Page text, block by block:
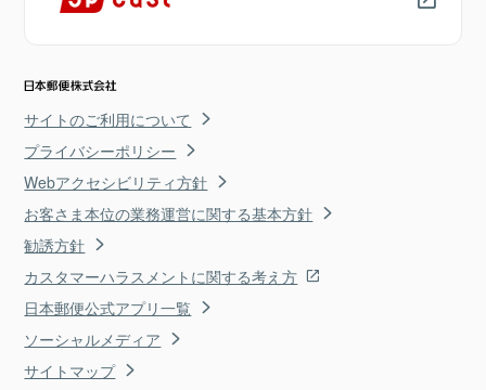
サイトのご利用について
プライバシーポリシー
Webアクセシビリティ方針
お客さま本位の業務運営に関する基本方針
勧誘方針
カスタマーハラスメントに関する考え方
日本郵便公式アプリ一覧
ソーシャルメディア
サイトマップ